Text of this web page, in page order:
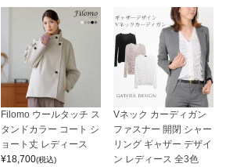
Filomo ウールタッチ ス
タンドカラー コート シ
ョート丈 レディース
¥18,700(税込)
Vネック カーディガン
ファスナー 開閉 シャー
リング ギャザー デザイ
ン レディース 全3色